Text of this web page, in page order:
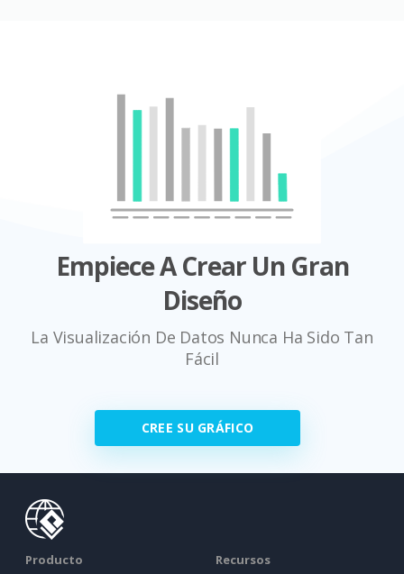
Empiece A Crear Un Gran
Diseño
La Visualización De Datos Nunca Ha Sido Tan
Fácil
CREE SU GRÁFICO
Producto Recursos